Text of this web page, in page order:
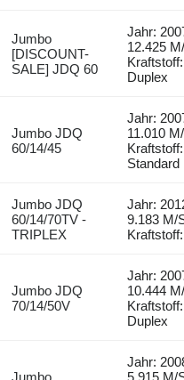
Jumbo
[DISCOUNT-
SALE] JDQ 60
Jahr:
12.425
Duplex
Jumbo JDQ
60/14/45
Jahr:
11.010
Standard
Jumbo JDQ
60/14/70TV -
TRIPLEX
Jahr:
9.183 M/
Jumbo JDQ
70/14/50V
Jahr:
10.444
Duplex
Jahr: